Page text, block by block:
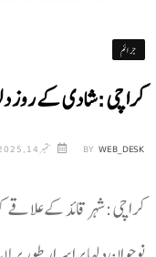
جرائم
کراچی: شادی کے روز
BY WEB_DESK ستمبر 14, 2025
کراچی:شہر قائد کے علاقے